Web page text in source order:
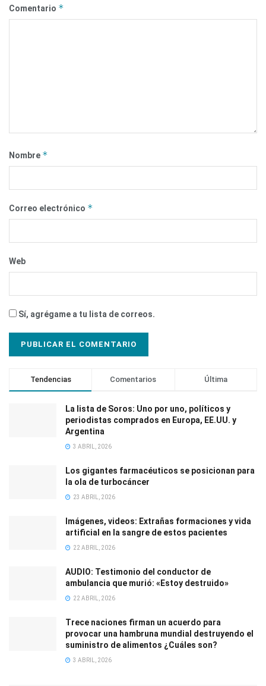
Comentario *
Nombre *
Correo electrónico *
Web
Sí, agrégame a tu lista de correos.
Tendencias Comentarios Última
La lista de Soros: Uno por uno, políticos y
periodistas comprados en Europa, EE.UU. y
Argentina
3 ABRIL, 2026
Los gigantes farmacéuticos se posicionan para
la ola de turbocáncer
23 ABRIL, 2026
Imágenes, videos: Extrañas formaciones y vida
artificial en la sangre de estos pacientes
22 ABRIL, 2026
AUDIO: Testimonio del conductor de
ambulancia que murió: «Estoy destruido»
22 ABRIL, 2026
Trece naciones firman un acuerdo para
provocar una hambruna mundial destruyendo el
suministro de alimentos ¿Cuáles son?
3 ABRIL, 2026